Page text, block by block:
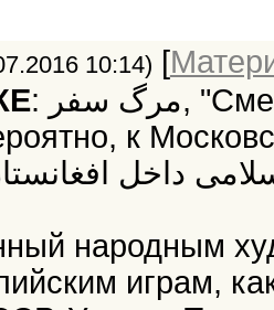
10:14) [
: مرگ سفر, "Смертельный вояж", листовка-плакат,
к
народным
играм,